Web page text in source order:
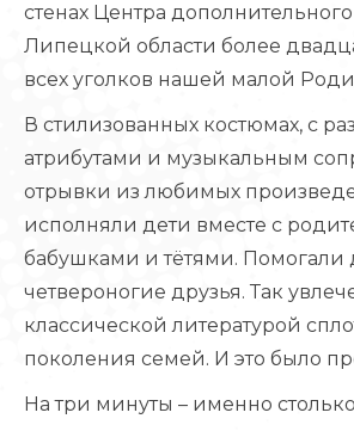
стенах Центра
Липецкой области более
всех уголков нашей малой
В стилизованных костюмах, с
атрибутами и музыкальным
отрывки из любимых
исполняли дети вместе с
бабушками и тётями. Помогали
четвероногие друзья. Так
классической литературой
поколения семей. И это было
На три минуты – именно